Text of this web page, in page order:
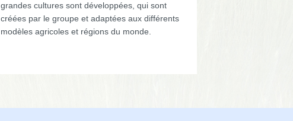
grandes cultures sont développées, qui sont
créées par le groupe et adaptées aux différents
modèles agricoles et régions du monde.